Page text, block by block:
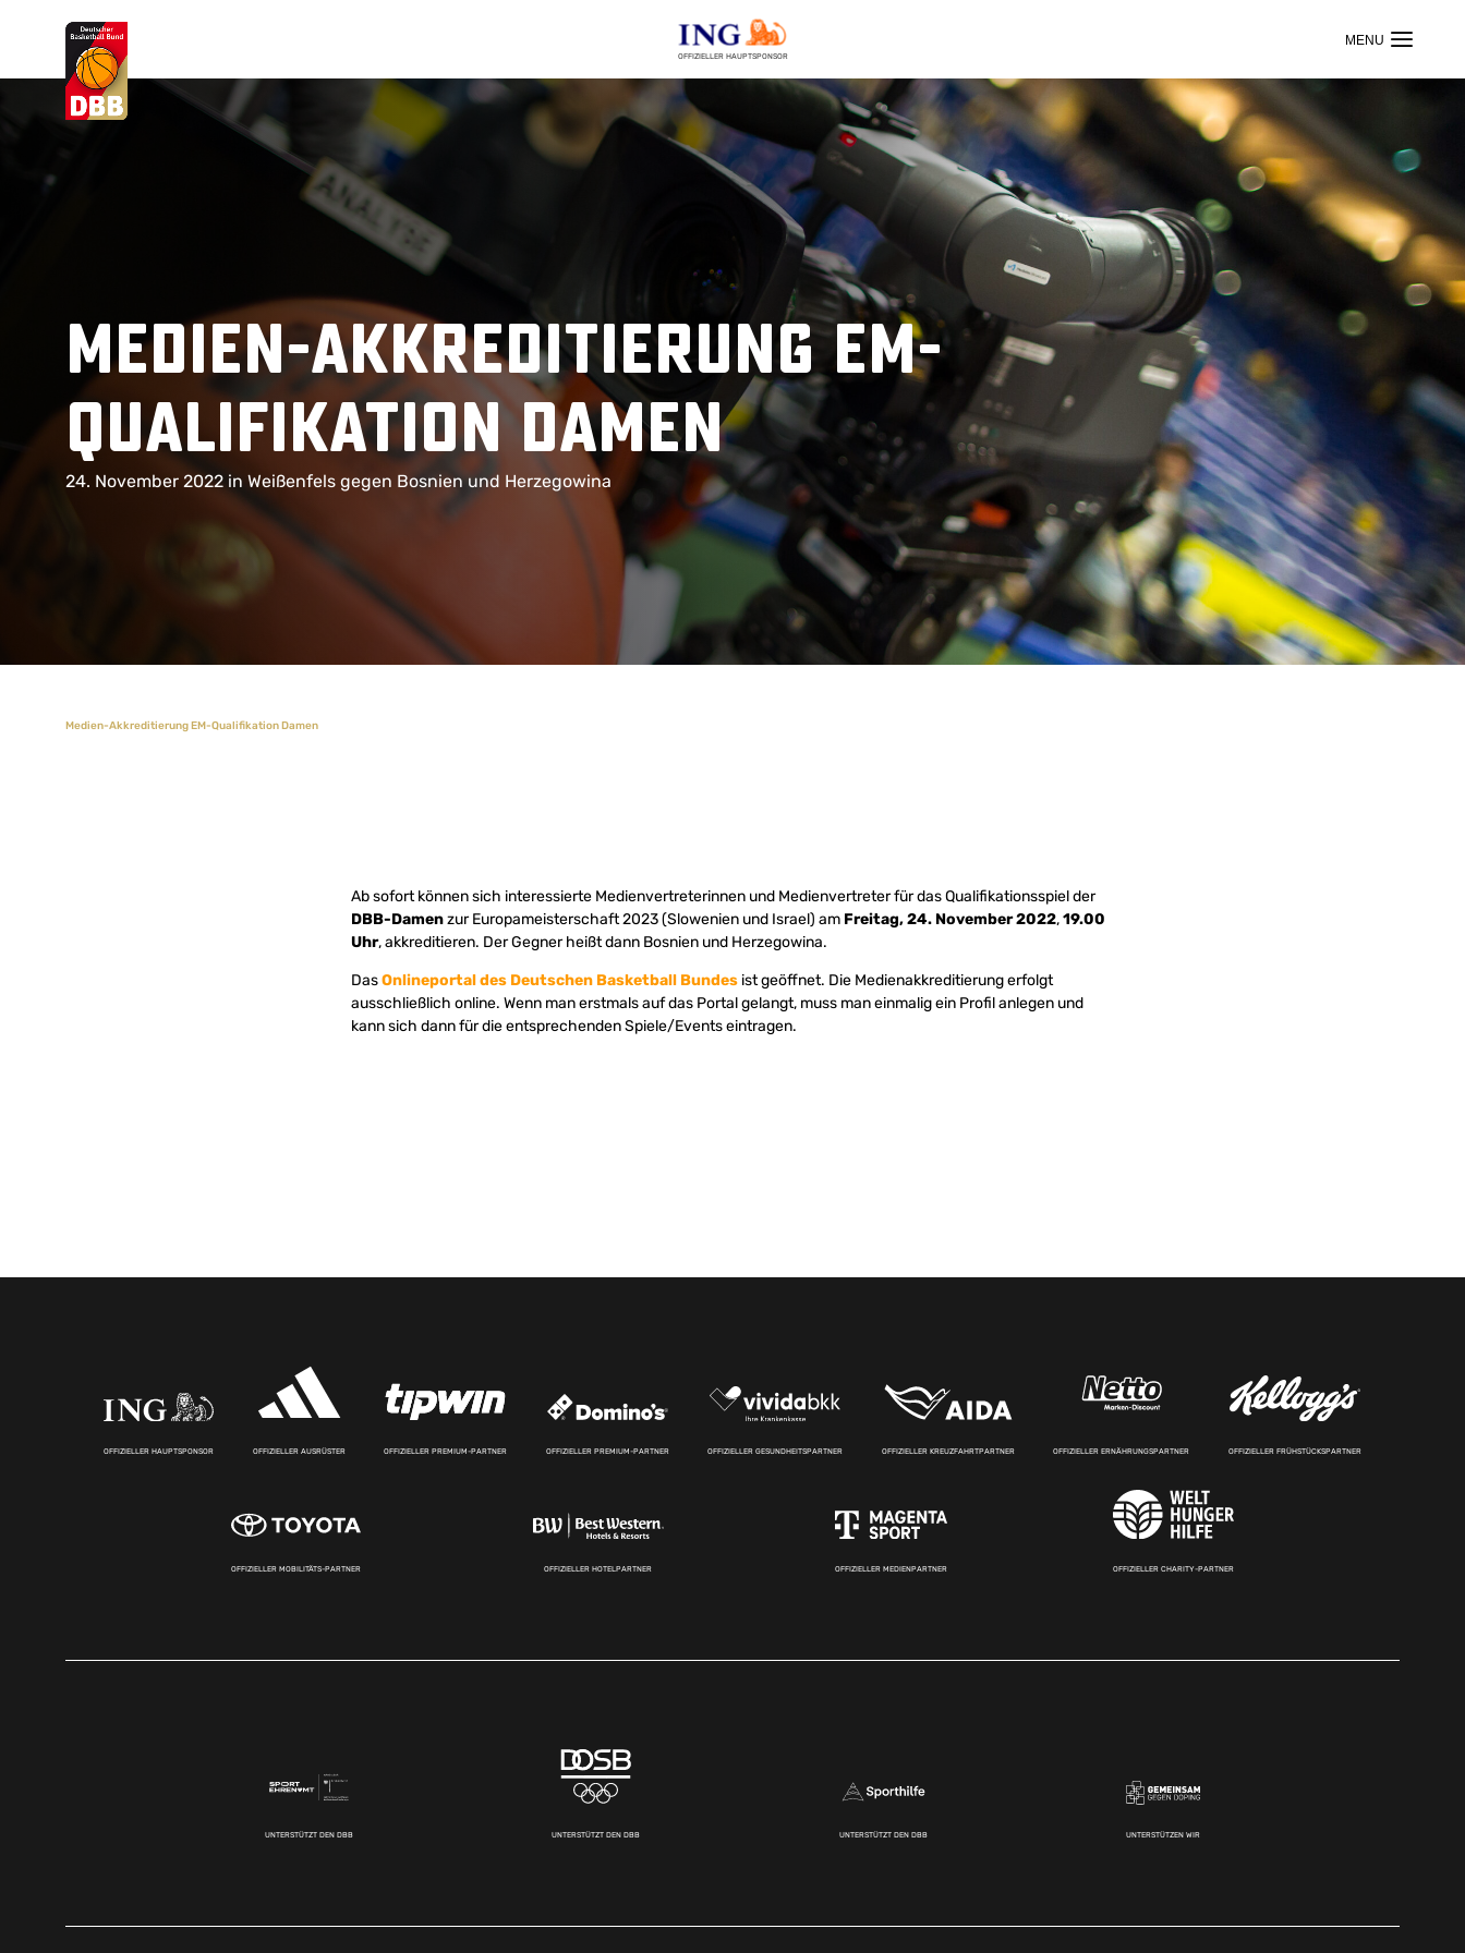
OFFIZIELLER HAUPTSPONSOR
Suchvorschläge
Lorem Ipsum
Medien-Akkreditierung EM-
Qualifikation Damen
24. November 2022 in Weißenfels gegen Bosnien und Herzegowina
Medien-Akkreditierung EM-Qualifikation Damen
Ab sofort können sich interessierte Medienvertreterinnen und Medienvertreter für das Qualifikationsspiel der
DBB-Damenzur Europameisterschaft 2023 (Slowenien und Israel) am Freitag, 24. November 2022,19.00
Uhr, akkreditieren. Der Gegner heißt dann Bosnien und Herzegowina.
DasOnlineportal des Deutschen Basketball Bundes ist geöffnet. Die Medienakkreditierung erfolgt
ausschließlich online. Wenn man erstmals auf das Portal gelangt, muss man einmalig ein Profil anlegen und
kann sich dann für die entsprechenden Spiele/Events eintragen.
OFFIZIELLER HAUPTSPONSOR OFFIZIELLER AUSRÜSTER OFFIZIELLER PREMIUM-PARTNER OFFIZIELLER PREMIUM-PARTNER OFFIZIELLER GESUNDHEITSPARTNER OFFIZIELLER KREUZFAHRTPARTNER OFFIZIELLER ERNÄHRUNGSPARTNER OFFIZIELLER FRÜHSTÜCKSPARTNER
OFFIZIELLER MOBILITÄTS-PARTNER OFFIZIELLER HOTELPARTNER OFFIZIELLER MEDIENPARTNER OFFIZIELLER CHARITY-PARTNER
UNTERSTÜTZT DEN DBB UNTERSTÜTZT DEN DBB UNTERSTÜTZT DEN DBB UNTERSTÜTZEN WIR